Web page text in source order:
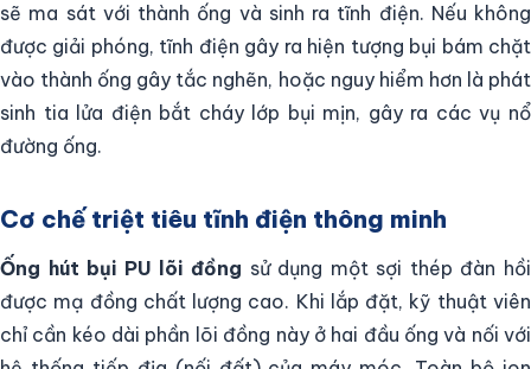
sẽ ma sát với thành ống và sinh ra tĩnh điện. Nếu không
được giải phóng, tĩnh điện gây ra hiện tượng bụi bám chặt
vào thành ống gây tắc nghẽn, hoặc nguy hiểm hơn là phát
sinh tia lửa điện bắt cháy lớp bụi mịn, gây ra các vụ nổ
đường ống.
Cơ chế triệt tiêu tĩnh điện thông minh
Ống hút bụi PU lõi đồng sử dụng một sợi thép đàn hồi
được mạ đồng chất lượng cao. Khi lắp đặt, kỹ thuật viên
chỉ cần kéo dài phần lõi đồng này ở hai đầu ống và nối với